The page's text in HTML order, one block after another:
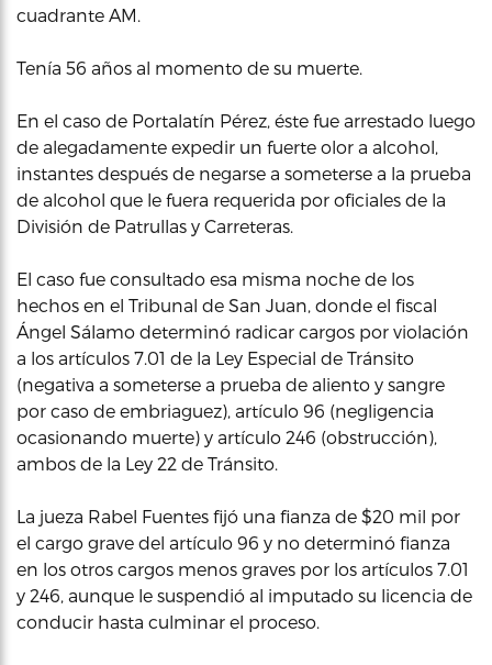
cuadrante AM.
Tenía 56 años al momento de su muerte.
En el caso de Portalatín Pérez, éste fue arrestado luego
de alegadamente expedir un fuerte olor a alcohol,
instantes después de negarse a someterse a la prueba
de alcohol que le fuera requerida por oficiales de la
División de Patrullas y Carreteras.
El caso fue consultado esa misma noche de los
hechos en el Tribunal de San Juan, donde el fiscal
Ángel Sálamo determinó radicar cargos por violación
a los artículos 7.01 de la Ley Especial de Tránsito
(negativa a someterse a prueba de aliento y sangre
por caso de embriaguez), artículo 96 (negligencia
ocasionando muerte) y artículo 246 (obstrucción),
ambos de la Ley 22 de Tránsito.
La jueza Rabel Fuentes fijó una fianza de $20 mil por
el cargo grave del artículo 96 y no determinó fianza
en los otros cargos menos graves por los artículos 7.01
y 246, aunque le suspendió al imputado su licencia de
conducir hasta culminar el proceso.